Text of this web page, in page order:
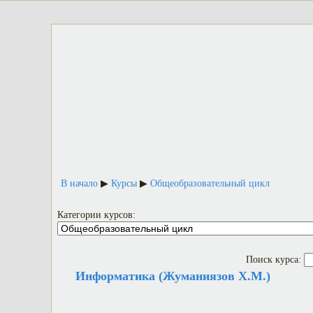
В начало ▶︎ Курсы ▶︎ Общеобразовательный цикл
Категории курсов:
Поиск курса:
Информатика (Жуманиязов Х.М.)